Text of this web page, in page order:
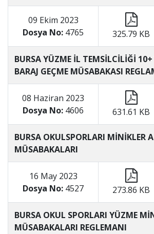
09 Ekim 2023
Dosya No: 4765 325.79 KB
BURSA YÜZME İL TEMSİLCİLİĞİ
BARAJ GEÇME MÜSABAKASI
08 Haziran 2023
Dosya No: 4606 631.61 KB
BURSA OKULSPORLARI MİNİKLER
MÜSABAKALARI
16 May 2023
Dosya No: 4527 273.86 KB
BURSA OKUL SPORLARI YÜZME
MÜSABAKALARI REGLEMANI